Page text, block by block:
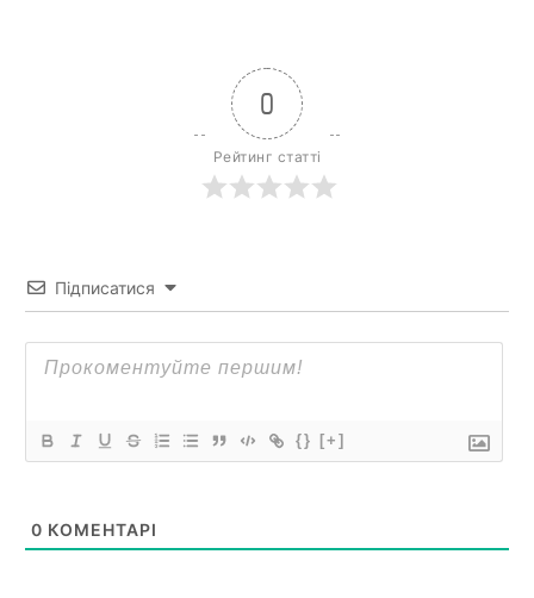
0
Рейтинг статті
Підписатися
{} [+]
0 КОМЕНТАРІ